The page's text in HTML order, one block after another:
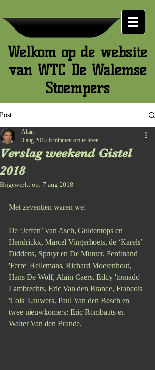
Welkom op de website
van WTC De Walemse
Stoempers
Post
Verslag weekend Gistel
2018
Alain
3 aug 2018 6 minuten om te lezen
Bijgewerkt op: 7 aug 2018
Met zeventien waren we:
De ‘Jeffen’ Van Asch, Guldentops en
Hendrickx, Marcel Vingerhoets, de ‘Karels’
Diddens, Spruyt en De Munter, Ferdinand
'Ferre' Hellemans, Richard Moerenhout,
Hans De Wolf, Alain Caers, Eddy 'tornado'
Lambrechts, Eric Van den Brande, Francois
'Cois' Lauwers, Paul Van den Bosch en
twee nieuwkomers: Eric Rombauts en
Walter Van den Brande.